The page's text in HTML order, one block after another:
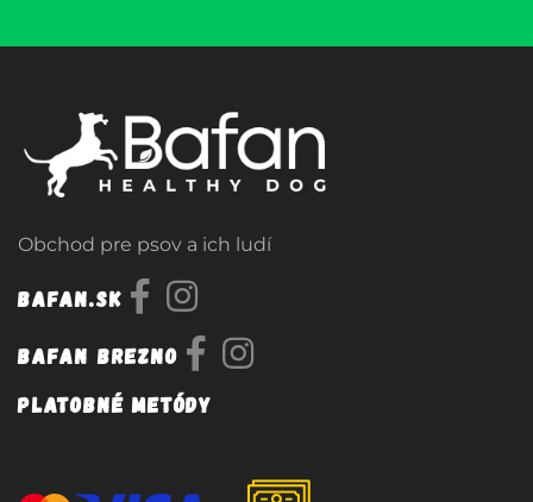
Obchod pre psov a ich ludí
Bafan.sk
Bafan Brezno
Platobné metódy